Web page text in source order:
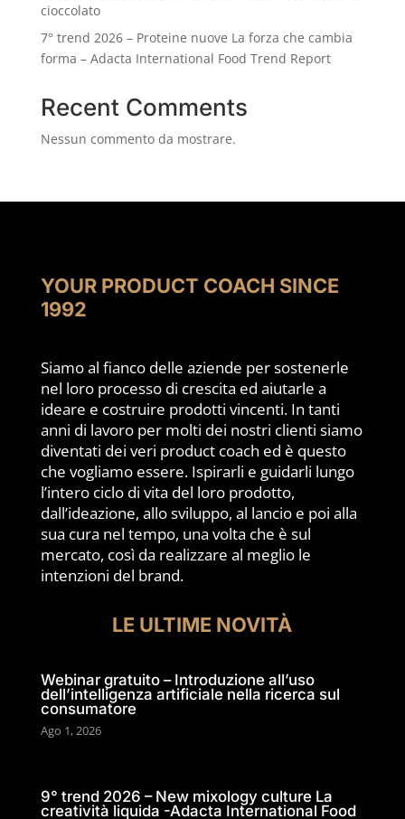
cioccolato
7° trend 2026 – Proteine nuove La forza che cambia
forma – Adacta International Food Trend Report
Recent Comments
Nessun commento da mostrare.
YOUR PRODUCT COACH SINCE
1992
Siamo al fianco delle aziende per sostenerle
nel loro processo di crescita ed aiutarle a
ideare e costruire prodotti vincenti. In tanti
anni di lavoro per molti dei nostri clienti siamo
diventati dei veri product coach ed è questo
che vogliamo essere. Ispirarli e guidarli lungo
l’intero ciclo di vita del loro prodotto,
dall’ideazione, allo sviluppo, al lancio e poi alla
sua cura nel tempo, una volta che è sul
mercato, così da realizzare al meglio le
intenzioni del brand.
LE ULTIME NOVITÀ
Webinar gratuito – Introduzione all’uso
dell’intelligenza artificiale nella ricerca sul
consumatore
Ago 1, 2026
9° trend 2026 – New mixology culture La
creatività liquida -Adacta International Food